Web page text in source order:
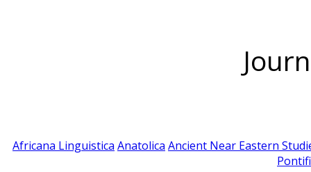
Africana Linguistica Anatolica Ancient Near Eastern